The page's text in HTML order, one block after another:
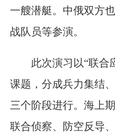
一艘潜艇。中俄双方
战队员等参演。
此次演习以“联合
课题，分成兵力集结
三个阶段进行。海上
联合侦察、防空反导